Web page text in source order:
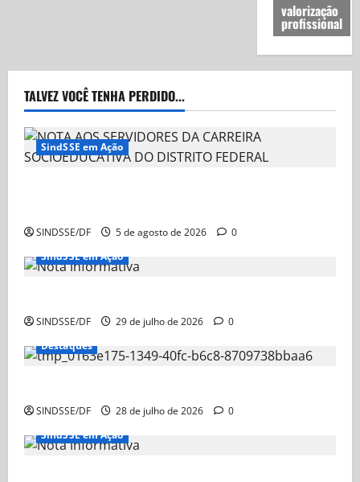
valorização
profissional
TALVEZ VOCÊ TENHA PERDIDO...
SindSSE em Ação
SINDSSE/DF 5 de agosto de 2026
0
SindSSE em Ação
SINDSSE/DF 29 de julho de 2026
0
Destaques
SINDSSE/DF 28 de julho de 2026
0
SindSSE em Ação